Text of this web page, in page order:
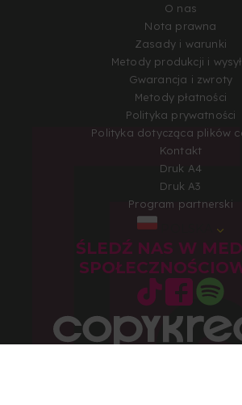
O nas
Nota prawna
Zasady i warunki
Metody produkcji i
Gwarancja i zwroty
Metody płatności
Polityka prywatności
Polityka dotycząca plików
Kontakt
Druk A4
Druk A3
Program partnerski
ŚLEDŹ NAS W